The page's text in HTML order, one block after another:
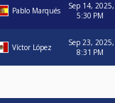
Pablo Marqués
Sep 14, 2025,
5:30 PM
Víctor López
Sep 23, 2025,
8:31 PM